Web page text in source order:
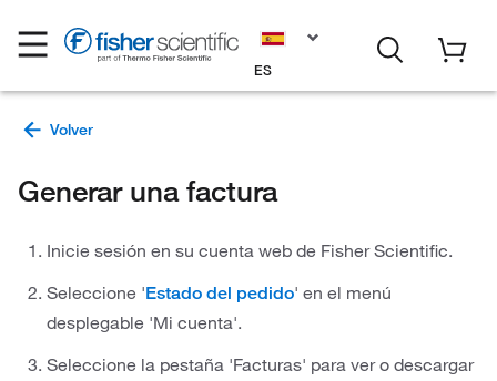
ES
Generar una factura
Inicie sesión en su cuenta web de Fisher Scientific.
Seleccione 'Estado del pedido' en el menú
desplegable 'Mi cuenta'.
Seleccione la pestaña 'Facturas' para ver o descargar